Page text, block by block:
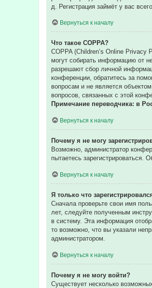
д. Регистрация займёт у вас
Вернуться к началу
Что такое COPPA?
COPPA (Children’s Online
могут собирать информацию от
разрешают сбор личной
конференции, обратитесь за
вопросам и не является
вопросов, связанных с этой
Примечание переводчика: в
Вернуться к началу
Почему я не могу
Возможно, администратор
пытаетесь зарегистрироваться.
Вернуться к началу
Я только что
Сначала проверьте свои имя
лет, следуйте полученным
в систему. Эта информация
то возможно, что вы указали
администратором.
Вернуться к началу
Почему я не могу войти?
Существует несколько